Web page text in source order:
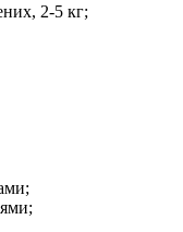
2-5 кг;